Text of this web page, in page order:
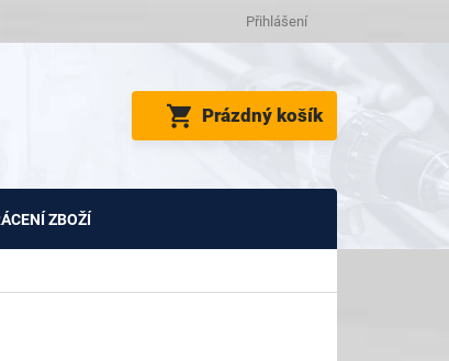
Přihlášení
NÁKUPNÍ
KOŠÍK
Prázdný košík
ZBOŽÍ